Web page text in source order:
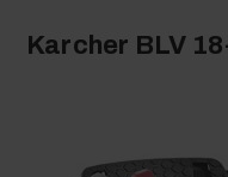
Karcher BLV